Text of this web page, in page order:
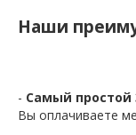
Наши
- Самый
Вы оплачиваете